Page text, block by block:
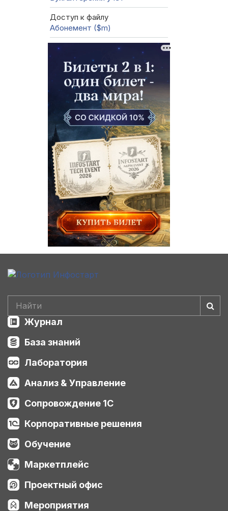
Доступ к файлу
Абонемент ($m)
Журнал
База знаний
Лаборатория
Анализ & Управление
Сопровождение 1С
Корпоративные решения
Обучение
Маркетплейс
Проектный офис
Мероприятия